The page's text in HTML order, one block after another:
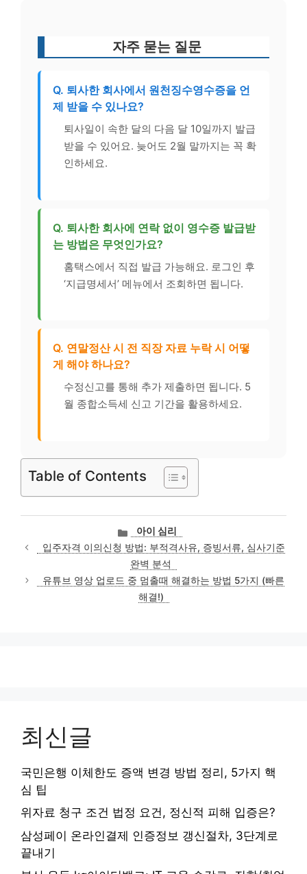
자주 묻는 질문
Q. 퇴사한 회사에서 원천징수영수증을 언
제 받을 수 있나요?
퇴사일이 속한 달의 다음 달 10일까지 발급
받을 수 있어요. 늦어도 2월 말까지는 꼭 확
인하세요.
Q. 퇴사한 회사에 연락 없이 영수증 발급받
는 방법은 무엇인가요?
홈택스에서 직접 발급 가능해요. 로그인 후
‘지급명세서’ 메뉴에서 조회하면 됩니다.
Q. 연말정산 시 전 직장 자료 누락 시 어떻
게 해야 하나요?
수정신고를 통해 추가 제출하면 됩니다. 5
월 종합소득세 신고 기간을 활용하세요.
Table of Contents
카
테
고
리
아이 심리
입주자격 이의신청 방법: 부적격사유, 증빙서류, 심사기준
완벽 분석
유튜브 영상 업로드 중 멈출때 해결하는 방법 5가지 (빠른
해결!)
최신글
국민은행 이체한도 증액 변경 방법 정리, 5가지 핵
심 팁
위자료 청구 조건 법정 요건, 정신적 피해 입증은?
삼성페이 온라인결제 인증정보 갱신절차, 3단계로
끝내기